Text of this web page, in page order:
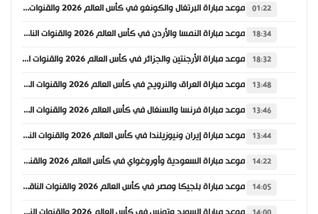
01:22 موعد مباراة البرتغال والكونغو في كأس العالم 2026 والقنوات الناقلة
18:34 موعد مباراة النمسا والأردن في كأس العالم 2026 والقنوات الناقلة
18:32 موعد مباراة الأرجنتين والجزائر في كأس العالم 2026 والقنوات الناقلة
13:48 موعد مباراة العراق والنرويج في كأس العالم 2026 والقنوات الناقلة
13:46 موعد مباراة فرنسا والسنغال في كأس العالم 2026 والقنوات الناقلة
13:44 موعد مباراة إيران ونيوزيلندا في كأس العالم 2026 والقنوات الناقلة
14:22 موعد مباراة السعودية وأوروغواي في كأس العالم 2026 والقنوات الناقلة
14:05 موعد مباراة بلجيكا ومصر في كأس العالم 2026 والقنوات الناقلة